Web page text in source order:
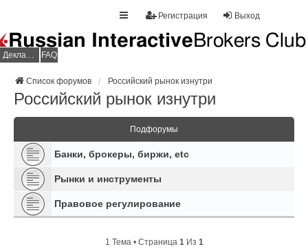
Выход
Регистрация
Декларация НДФЛ FAQ
Список форумов Российский рынок изнутри
Российский рынок изнутри
Подфорумы
Банки, брокеры, биржи, etc
Рынки и инструменты
Правовое регулирование
1 Тема • Страница 1Из 1